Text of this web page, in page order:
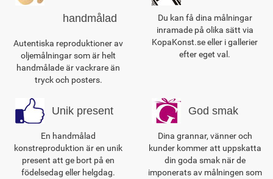
handmålad
Autentiska reproduktioner av
oljemålningar som är helt
handmålade är vackrare än
tryck och posters.
Du kan få dina målningar
inramade på olika sätt via
KopaKonst.se eller i gallerier
efter eget val.
Unik present
En handmålad
konstreproduktion är en unik
present att ge bort på en
födelsedag eller helgdag.
God smak
Dina grannar, vänner och
kunder kommer att uppskatta
din goda smak när de
imponerats av målningen som